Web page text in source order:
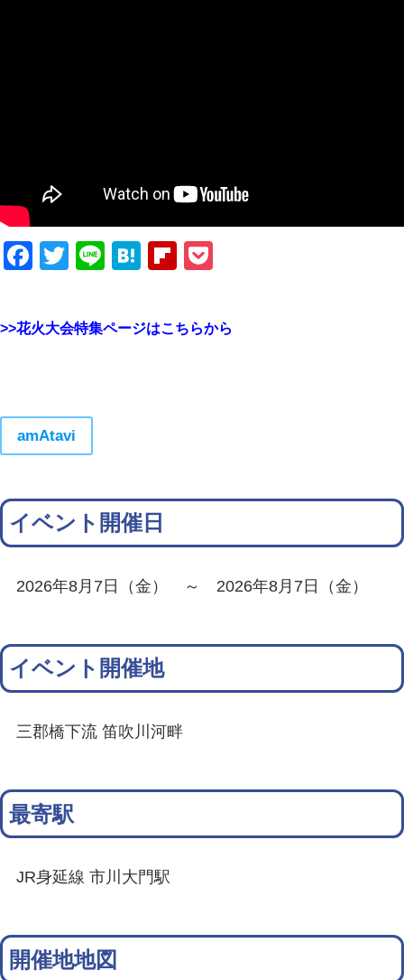
Facebook
Twitter
LineHatenaFlipboard
>>花火大会特集ページはこちらから
amAtavi
イベント開催日
2026年8月7日（金） ～ 2026年8月7日（金）
イベント開催地
三郡橋下流 笛吹川河畔
最寄駅
JR身延線 市川大門駅
開催地地図